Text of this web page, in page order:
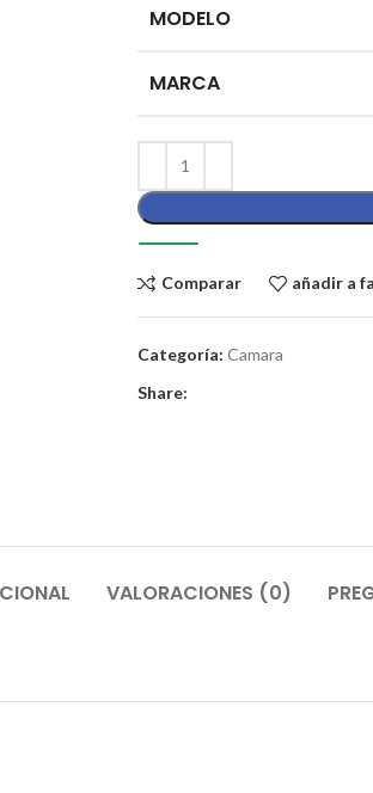
MODELO
MARCA
Comparar añadir a
Categoría: Camara
Share:
VALORACIONES (0)